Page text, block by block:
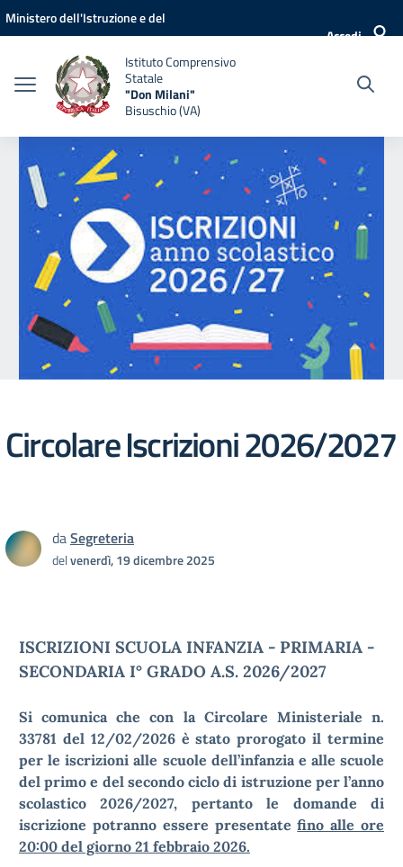
Vai ai contenuti
Vai al menu di navigazione
Vai al footer
Ministero dell'Istruzione e del
Accedi
Istituto Comprensivo
Statale
"Don Milani"
Bisuschio (VA)
Circolare Iscrizioni 2026/2027
daSegreteria
delvenerdì, 19 dicembre 2025
ISCRIZIONI SCUOLA INFANZIA - PRIMARIA -
SECONDARIA I° GRADO A.S. 2026/2027
Si comunica che con la Circolare Ministeriale n.
33781 del 12/02/2026 è stato prorogato il termine
per le iscrizioni alle scuole dell’infanzia e alle scuole
del primo e del secondo ciclo di istruzione per l’anno
scolastico 2026/2027, pertanto le domande di
iscrizione potranno essere presentatefino alle ore
20:00 del giorno 21 febbraio 2026.